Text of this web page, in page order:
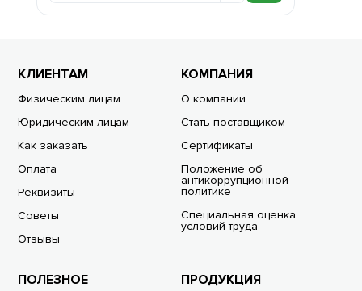
КЛИЕНТАМ
Физическим лицам
Юридическим лицам
Как заказать
Оплата
Реквизиты
Советы
Отзывы
КОМПАНИЯ
О компании
Стать поставщиком
Сертификаты
Положение об
антикоррупционной
политике
Специальная оценка
условий труда
ПОЛЕЗНОЕ ПРОДУКЦИЯ